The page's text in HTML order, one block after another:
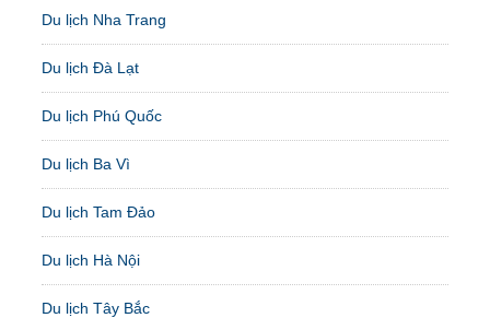
Du lịch Nha Trang
Du lịch Đà Lạt
Du lịch Phú Quốc
Du lịch Ba Vì
Du lịch Tam Đảo
Du lịch Hà Nội
Du lịch Tây Bắc